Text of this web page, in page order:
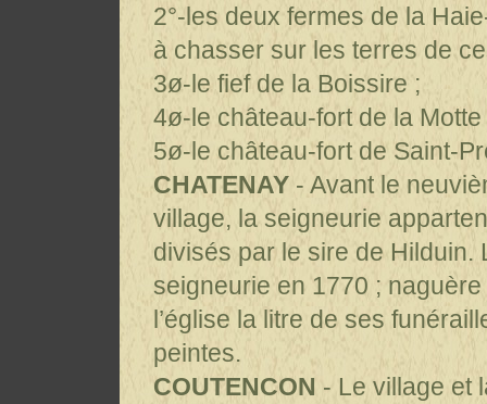
2°-les deux fermes de la
à chasser sur les terres de
3ø-le fief de la Boissire ;
4ø-le château-fort de la Motte
5ø-le château-fort de Saint-
CHATENAY - Avant le
village, la seigneurie
divisés par le sire de Hilduin.
seigneurie en 1770 ;
l’église la litre de ses
peintes.
COUTENCON - Le village et